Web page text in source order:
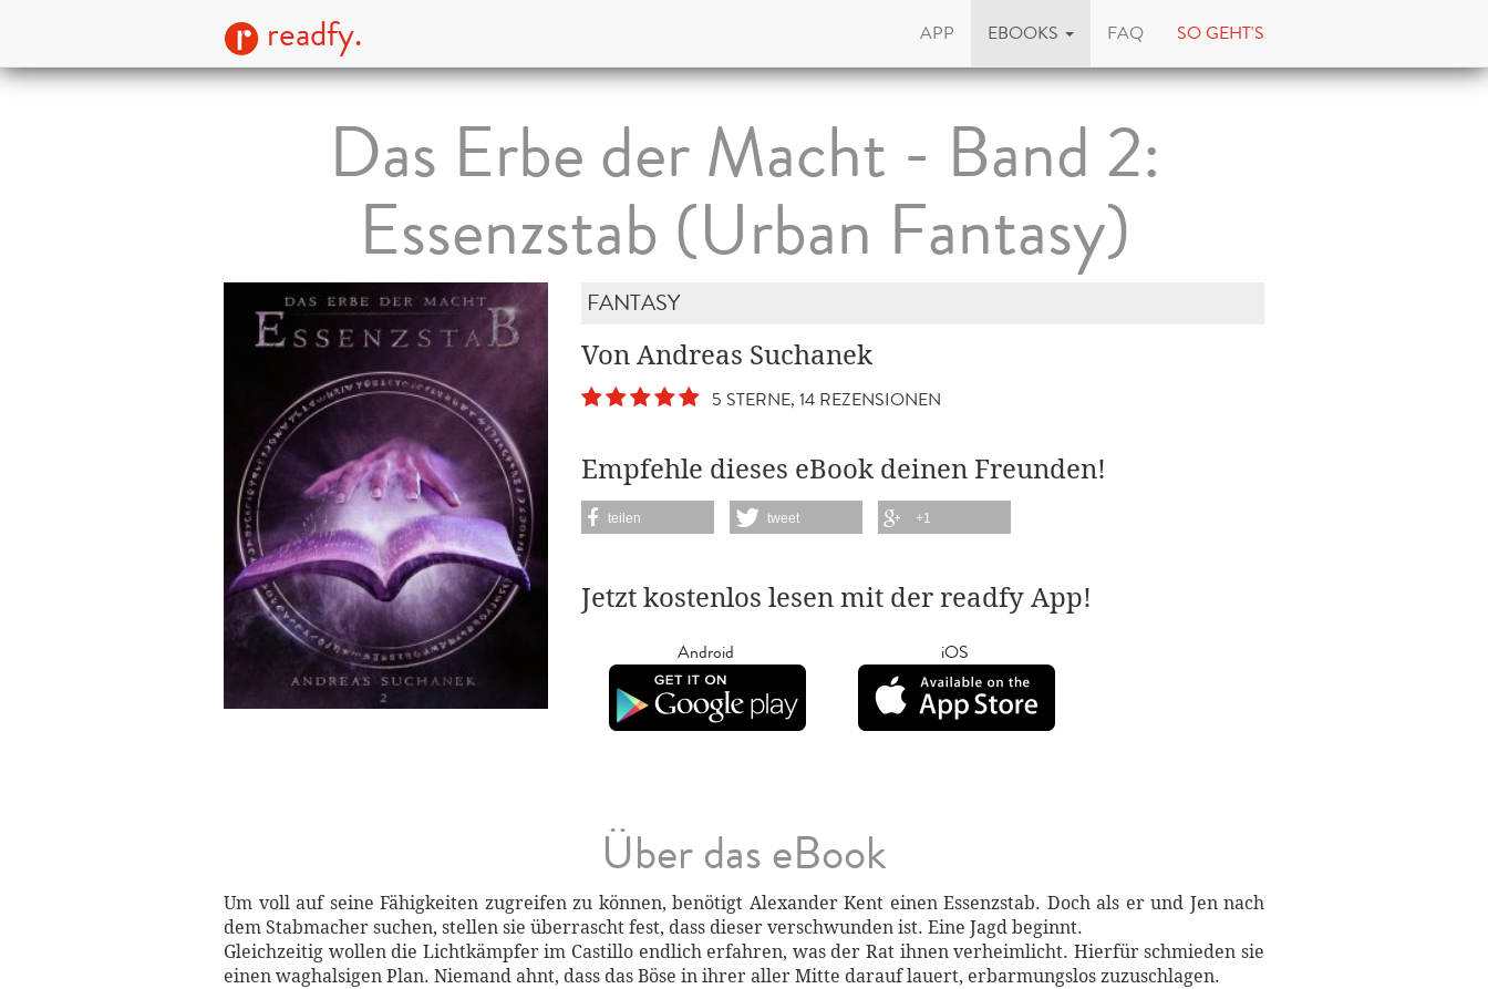
readfy. APP EBOOKS FAQ SO GEHT'S
Das Erbe der Macht - Band 2:
Essenzstab (Urban Fantasy)
FANTASY
Von Andreas Suchanek
5 STERNE, 14 REZENSIONEN
Empfehle dieses eBook deinen Freunden!
teilen tweet +1
Jetzt kostenlos lesen mit der readfy App!
Android iOS
Über das eBook
Um voll auf seine Fähigkeiten zugreifen zu können, benötigt Alexander Kent einen Essenzstab. Doch als er und Jen nach
dem Stabmacher suchen, stellen sie überrascht fest, dass dieser verschwunden ist. Eine Jagd beginnt.
Gleichzeitig wollen die Lichtkämpfer im Castillo endlich erfahren, was der Rat ihnen verheimlicht. Hierfür schmieden sie
einen waghalsigen Plan. Niemand ahnt, dass das Böse in ihrer aller Mitte darauf lauert, erbarmungslos zuzuschlagen.